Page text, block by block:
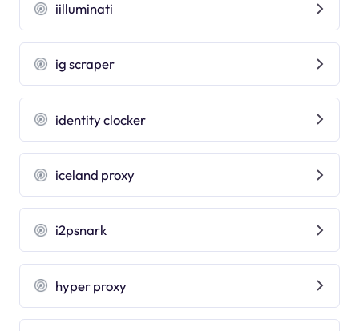
iilluminati
ig scraper
identity clocker
iceland proxy
i2psnark
hyper proxy